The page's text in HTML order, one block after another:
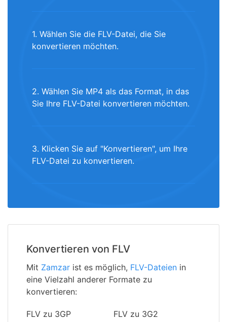
1. Wählen Sie die FLV-Datei, die Sie
konvertieren möchten.
2. Wählen Sie MP4 als das Format, in das
Sie Ihre FLV-Datei konvertieren möchten.
3. Klicken Sie auf "Konvertieren", um Ihre
FLV-Datei zu konvertieren.
Konvertieren von FLV
Mit Zamzar ist es möglich, FLV-Dateien in
eine Vielzahl anderer Formate zu
konvertieren:
FLV zu 3GP
FLV zu 3G2